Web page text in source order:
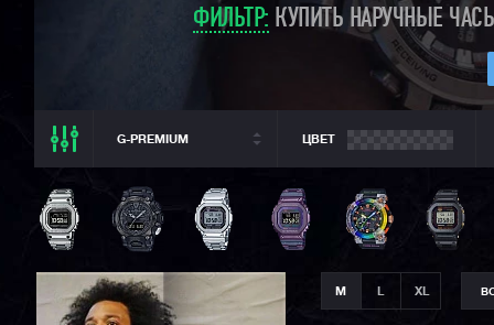
ФИЛЬТР: КУПИТЬ НАРУЧНЫЕ
G-PREMIUM
ВСЕ РАЗДЕЛЫ
ВСЕ CASIO
CASIO G-SHOCK
CASIO BABY-G
CASIO PRO TREK
ЦВЕТ
M XL